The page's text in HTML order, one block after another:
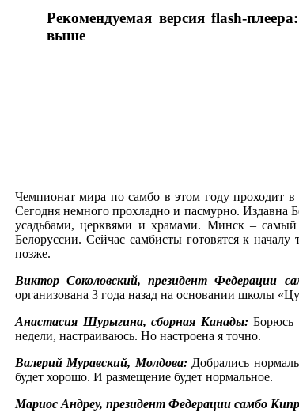
Рекомендуемая версия flash-
выше
Чемпионат мира по самбо в этом году проходит
Сегодня немного прохладно и пасмурно. Издавна
усадьбами, церквями и храмами. Минск – самый
Белоруссии. Сейчас самбисты готовятся к началу
позже.
Виктор Соколовский, президент Федерации
организована 3 года назад на основании школы
Анастасия Шурыгина, сборная Канады:Борюсь
недели, настраиваюсь. Но настроена я точно.
Валерий Муравский, Молдова: Добрались
будет хорошо. И размещение будет нормальное.
Мариос Андреу, президент Федерации самбо